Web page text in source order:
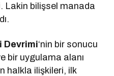
Lakin bilişsel manada
Devrimi‘nin bir sonucu
bir uygulama alanı
halkla ilişkileri, ilk